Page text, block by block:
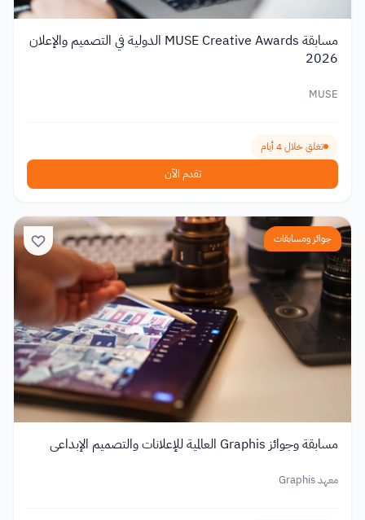
مسابقة MUSE Creative Awards الدولية في التصميم والإعلان
2026
MUSE
تغلق خلال 4 أيام
تقدم الآن
جوائز ومسابقات
مسابقة وجوائز Graphis العالمية للإعلانات والتصميم الإبداعي
معهد Graphis